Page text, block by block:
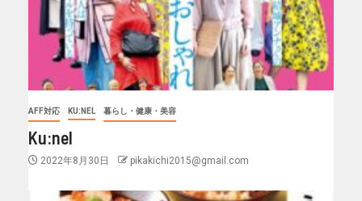
AFF対応 KU:NEL 暮らし・健康・美容
Ku:nel
2022年8月30日 pikakichi2015@gmail.com